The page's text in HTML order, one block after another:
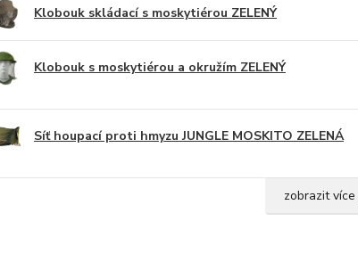
Klobouk skládací s moskytiérou ZELENÝ
Klobouk s moskytiérou a okružím ZELENÝ
Síť houpací proti hmyzu JUNGLE MOSKITO ZELENÁ
zobrazit